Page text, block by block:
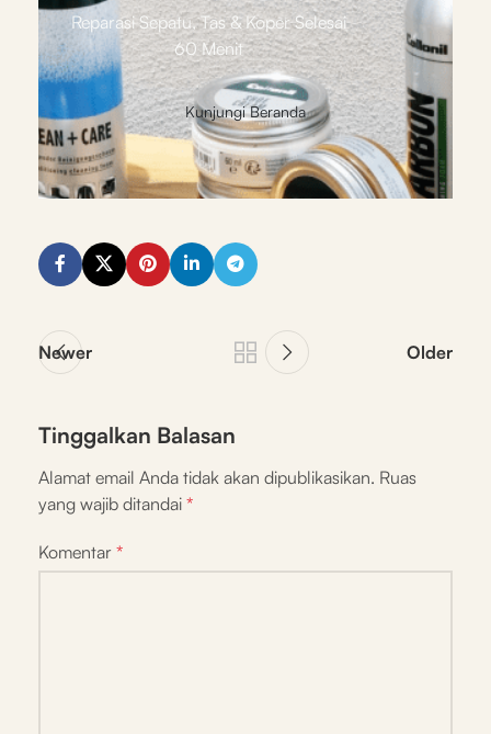
Reparasi Sepatu, Tas & Koper Selesai
60 Menit
Kunjungi Beranda
Newer Older
Tinggalkan Balasan
Alamat email Anda tidak akan dipublikasikan. Ruas
yang wajib ditandai *
Komentar *